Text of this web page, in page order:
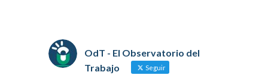
OdT - El Observatorio del
Trabajo
Seguir